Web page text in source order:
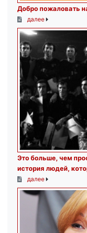
Добро пожаловать
далее
Это больше, чем
история людей,
далее